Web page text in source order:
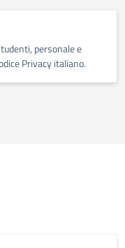
personale e
Privacy italiano.